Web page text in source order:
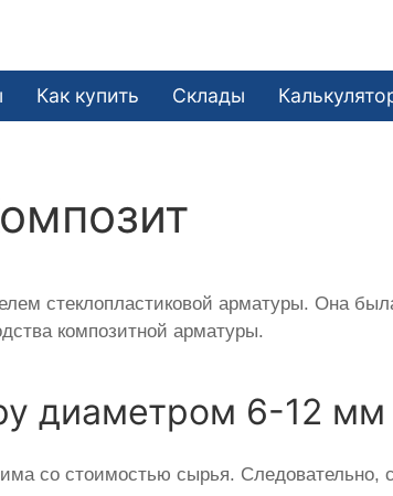
Как купить Склады
стеклопластиковой арматуры. Она
композитной арматуры.
диаметром 6-12 мм
со стоимостью сырья. Следовательно,